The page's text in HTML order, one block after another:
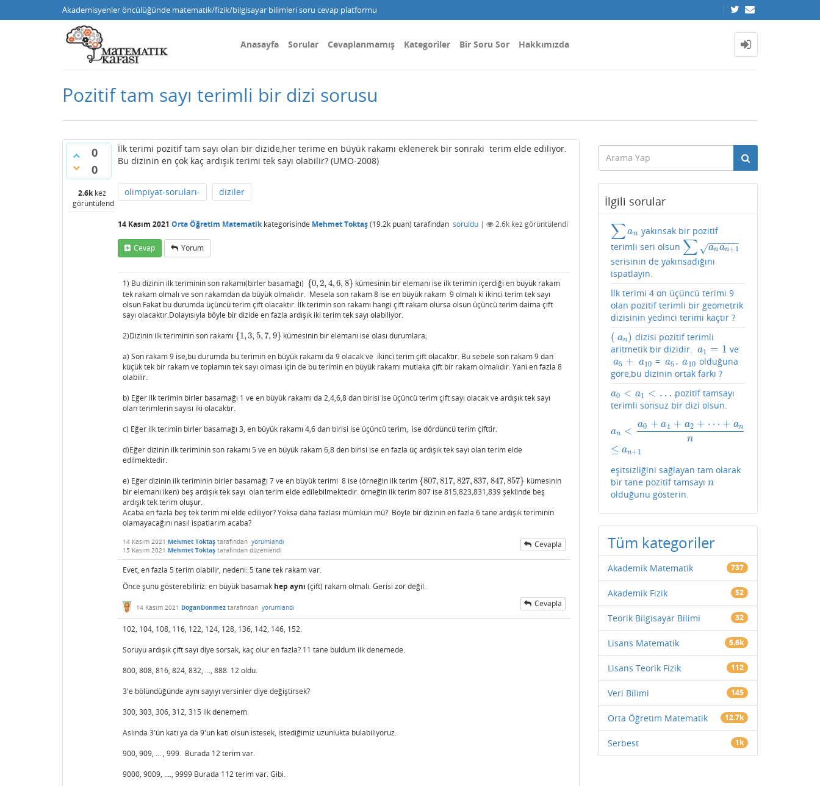
Akademisyenler öncülüğünde matematik/fizik/bilgisayar bilimleri soru cevap platformu
Anasayfa Sorular Cevaplanmamış Kategoriler Bir Soru Sor Hakkımızda
Pozitif tam sayı terimli bir dizi sorusu
0
0
2.6kkez
görüntülendi
İlk terimi pozitif tam sayı olan bir dizide,her terime en büyük rakamı eklenerek bir sonraki terim elde ediliyor.
Bu dizinin en çok kaç ardışık terimi tek sayı olabilir? (UMO-2008)
olimpiyat-soruları- diziler
14 Kasım 2021 Orta Öğretim Matematikkategorisinde Mehmet Toktaş(19.2k puan) tarafından soruldu | 2.6k kez görüntülendi
Cevap Yorum
1) Bu dizinin ilk teriminin son rakamı(birler basamağı) {0, 2, 4, 6, 8}
{0,2,4 ,6,8}
kümesinin bir elemanı ise ilk terimin içerdiği en büyük rakam
tek rakam olmalı ve son rakamdan da büyük olmalıdır. Mesela son rakam 8 ise en büyük rakam 9 olmalı ki ikinci terim tek sayı
olsun.Fakat bu durumda üçüncü terim çift olacaktır. İlk terimin son rakamı hangi çift rakam olursa olsun üçüncü terim daima çift
sayı olacaktır.Dolayısıyla böyle bir dizide en fazla ardışık iki terim tek sayı olabiliyor.
2)Dizinin ilk teriminin son rakamı {1, 3, 5, 7, 9}
{1,3,5 ,7, 9} kümesinin bir elemanı ise olası durumlara;
a) Son rakam 9 ise,bu durumda bu terimin en büyük rakamı da 9 olacak ve ikinci terim çift olacaktır. Bu sebele son rakam 9 dan
küçük tek bir rakam ve toplamın tek sayı olması için de bu terimin en büyük rakamı mutlaka çift bir rakam olmalıdır. Yani en fazla 8
olabilir.
b) Eğer ilk terimin birler basamağı 1 ve en büyük rakamı da 2,4,6,8 dan birisi ise üçüncü terim çift sayı olacak ve ardışık tek sayı
olan terimlerin sayısı iki olacaktır.
c) Eğer ilk terimin birler basamağı 3, en büyük rakamı 4,6 dan birisi ise üçüncü terim, ise dördüncü terim çifttir.
d)Eğer dizinin ilk teriminin son rakamı 5 ve en büyük rakam 6,8 den birisi ise en fazla üç ardışık tek sayı olan terim elde
edilmektedir.
e) Eğer dizinin ilk teriminin birler basamağı 7 ve en büyük terimi 8 ise (örneğin ilk terim {807, 817, 827, 837, 847, 857}
{807,817,827,837,847,857}
kümesinin
bir elemanı iken) beş ardışık tek sayı olan terim elde edilebilmektedir. örneğin ilk terim 807 ise 815,823,831,839 şeklinde beş
ardışık tek terim oluşur.
Acaba en fazla beş tek terim mi elde ediliyor? Yoksa daha fazlası mümkün mü? Böyle bir dizinin en fazla 6 tane ardışık teriminin
olamayacağını nasıl ispatlarım acaba?
14 Kasım 2021 Mehmet Toktaş tarafından yorumlandı
15 Kasım 2021 Mehmet Toktaş tarafından düzenlendi
Cevapla
Evet, en fazla 5 terim olabilir, nedeni: 5 tane tek rakam var.
Önce şunu gösterebiliriz: en büyük basamak hep aynı (çift) rakam olmalı. Gerisi zor değil.
14 Kasım 2021 DoganDonmez tarafından yorumlandı Cevapla
102, 104, 108, 116, 122, 124, 128, 136, 142, 146, 152.
Soruyu ardışık çift sayı diye sorsak, kaç olur en fazla? 11 tane buldum ilk denemede.
800, 808, 816, 824, 832, ..., 888. 12 oldu.
3'e bölündüğünde aynı sayıyı versinler diye değiştirsek?
300, 303, 306, 312, 315 ilk denemem.
Aslında 3'ün katı ya da 9'un katı olsun istesek, istediğimiz uzunlukta bulabiliyoruz.
900, 909, ... , 999. Burada 12 terim var.
9000, 9009, ...., 9999 Burada 112 terim var. Gibi.
İlgili sorular
∑ an
∑a
yakınsak bir pozitif
terimli seri olsun ∑ anan+1
− −
−−−−
√
∑a a n+1
serisinin de yakınsadığını
ispatlayın.
İlk terimi 4 on üçüncü terimi 9
olan pozitif terimli bir geometrik
dizisinin yedinci terimi kaçtır ?
( an)
( an)
dizisi pozitif terimli
aritmetik bir dizidir. a1 = 1
a1 =1 ve
a5 + a10
a5 + a 10 = a5 . a10
a5. a10 olduğuna
göre,bu dizinin ortak farkı ?
a0 < a1 < …
a0 <a1 <…
pozitif tamsayı
terimli sonsuz bir dizi olsun.
an < a0 + a1 + a2 + ⋯ + an
n
≤ an+1
n a0+ a1 +a 2+⋯+ ann≤ a n+1
eşitsizliğini sağlayan tam olarak
bir tane pozitif tamsayı n
n
olduğunu gösterin.
Tüm kategoriler
Akademik Matematik 737
Akademik Fizik 52
Teorik Bilgisayar Bilimi 32
Lisans Matematik 5.6k
Lisans Teorik Fizik 112
Veri Bilimi 145
Orta Öğretim Matematik 12.7k
Serbest 1k